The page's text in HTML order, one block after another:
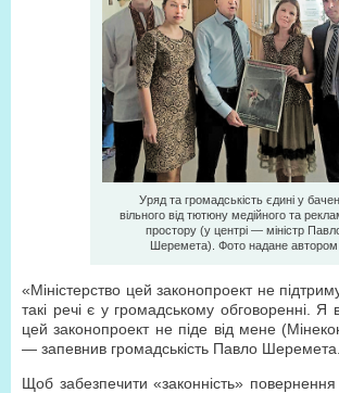
Уряд та громадськість єдині у
вільного від тютюну медійного та
простору (у центрі — міністр
Шеремета). Фото надане автором
«Міністерство цей законопроект не
такі речі є у громадському обговоренні.
цей законопроект не піде від мене
— запевнив громадськість Павло Шеремета.
Щоб забезпечити «законність»